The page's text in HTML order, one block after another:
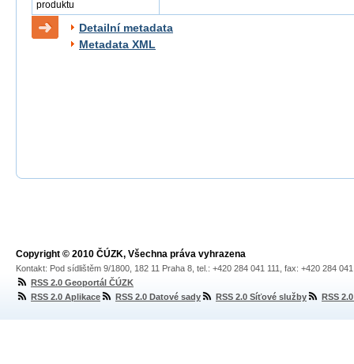
produktu
Detailní metadata
Metadata XML
Copyright © 2010 ČÚZK, Všechna práva vyhrazena
Kontakt: Pod sídlištěm 9/1800, 182 11 Praha 8, tel.: +420 284 041 111, fax: +420 284
RSS 2.0 Geoportál ČÚZK
RSS 2.0 Aplikace
RSS 2.0 Datové sady RSS 2.0 Síťové služby RSS